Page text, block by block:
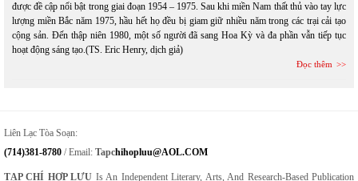
được đề cập nổi bật trong giai đoạn 1954 – 1975. Sau khi miền Nam thất thủ vào tay lực
lượng miền Bắc năm 1975, hầu hết họ đều bị giam giữ nhiều năm trong các trại cải tạo
cộng sản. Đến thập niên 1980, một số người đã sang Hoa Kỳ và đa phần vẫn tiếp tục
hoạt động sáng tạo.(TS. Eric Henry, dịch giả)
Đọc thêm
Liên Lạc Tòa Soạn:
(714)381-8780 / Email: TapcHihopluu@AOL.COM
TẠP CHÍ HỢP LƯU Is An Independent Literary, Arts, And Research-Based Publication